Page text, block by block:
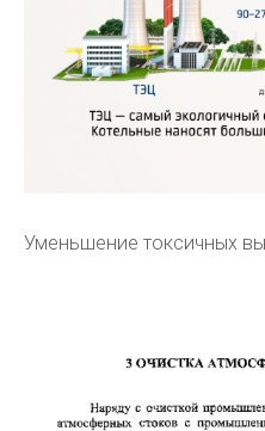
Уменьшение токсичных